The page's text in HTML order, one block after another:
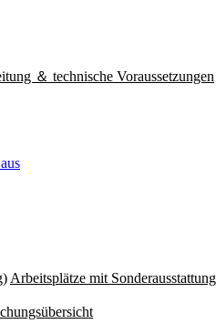
＆ technische Voraussetzungen
Arbeitsplätze mit Sonderausstattung